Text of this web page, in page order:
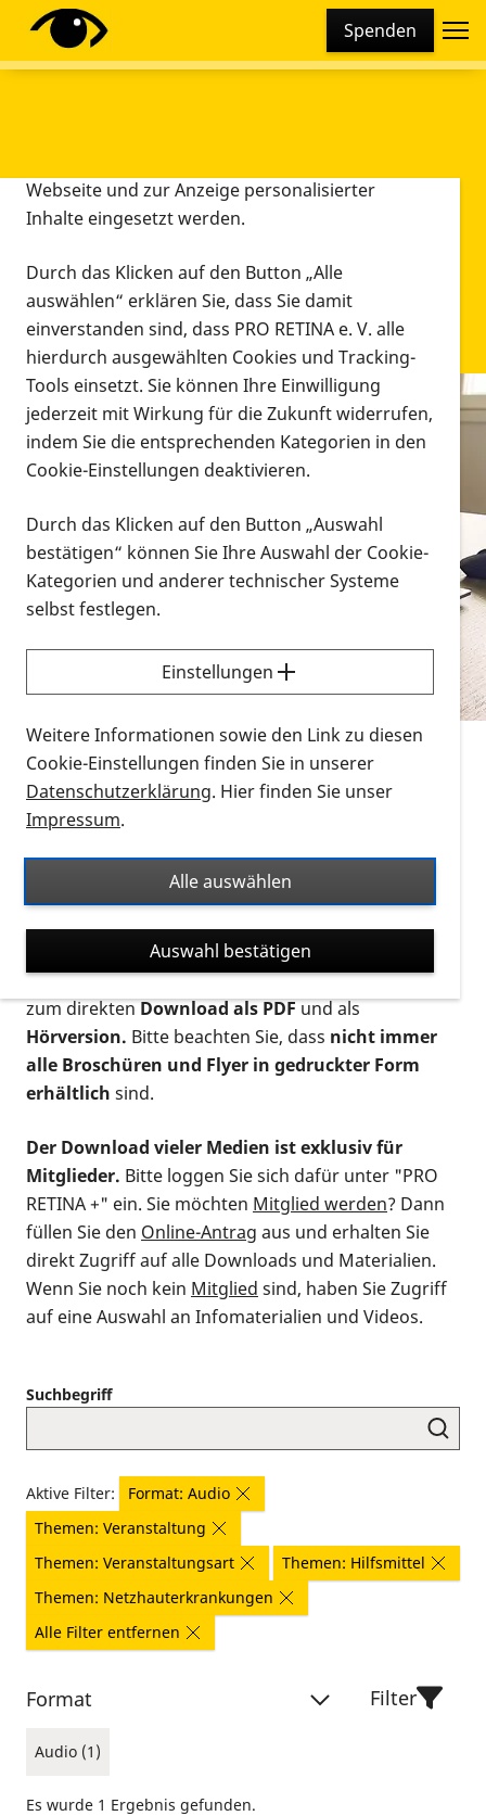
Spenden
Infomaterial
Infomaterial
Vorlesen
Alle Infomaterialien in verschiedenen
Formaten an einem Ort
Sie möchten wissen, wie Sie nach Infonmaterial
suchen und dieses bestellen bzw. herunterladen
können? Schauen Sie sich dieErklärvideos zum
Thema Infomaterial auf der PRO RETINA-Website
für blinde und sehbehinderte Menschen an.
Auf dieser Seite finden Sie sämtliches Infomaterial
Ort. Nutzen Sie den Formatfilter, um ausschließlich
nach Flyern und Broschüren, Audios oder Videos zu
suchen. Die meisten Flyer und Broschüren werden in
verschiedenen Formaten angeboten: zur
postalischen Bestellung als gedruckte Variante
zum direktenDownload als PDFund als
Hörversion. Bitte beachten Sie, dass nicht immer
alle Broschüren und Flyer in gedruckter Form
erhältlich sind.
Der Download vieler Medien ist exklusiv für
Mitglieder. Bitte loggen Sie sich dafür unter "PRO
RETINA +" ein. Sie möchten Mitglied werden? Dann
füllen Sie den Online-Antrag aus und erhalten Sie
direkt Zugriff auf alle Downloads und Materialien.
Wenn Sie noch kein Mitglied sind, haben Sie Zugriff
auf eine Auswahl an Infomaterialien und Videos.
Suchbegriff
Aktive Filter:
Format: Audio
Themen: Veranstaltung
Themen: Veranstaltungsart
Themen: Hilfsmittel
Themen: Netzhauterkrankungen
Alle Filter entfernen
Format
Audio (1)
Filter
Es wurde 1 Ergebnis gefunden.
Diese Webseite setzt verschiedene Cookies und
Tracking-Tools ein. Dies beinhaltet Cookies und
Webseite und zur Anzeige personalisierter
Inhalte eingesetzt werden.
Durch das Klicken auf den Button „Alle
auswählen“ erklären Sie, dass Sie damit
einverstanden sind, dass PRO RETINA e. V. alle
hierdurch ausgewählten Cookies und Tracking-
Tools einsetzt. Sie können Ihre Einwilligung
jederzeit mit Wirkung für die Zukunft widerrufen,
indem Sie die entsprechenden Kategorien in den
Cookie-Einstellungen deaktivieren.
Durch das Klicken auf den Button „Auswahl
bestätigen“ können Sie Ihre Auswahl der Cookie-
Kategorien und anderer technischer Systeme
selbst festlegen.
Einstellungen
Weitere Informationen sowie den Link zu diesen
Cookie-Einstellungen finden Sie in unserer
Datenschutzerklärung. Hier finden Sie unser
Impressum.
Alle auswählen
Auswahl bestätigen